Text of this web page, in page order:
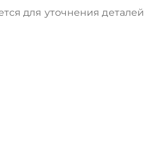
для уточнения деталей